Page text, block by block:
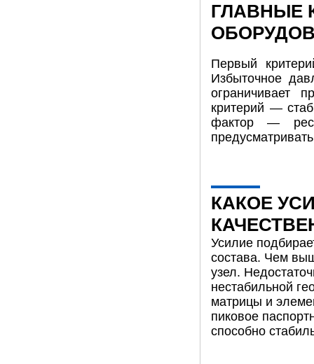
ГЛАВНЫЕ
Первый
Избыточное
ограничивает
критерий —
фактор —
КАКОЕ
Усилие
состава. Чем
узел.
нестабильной
матрицы и
пиковое
способно